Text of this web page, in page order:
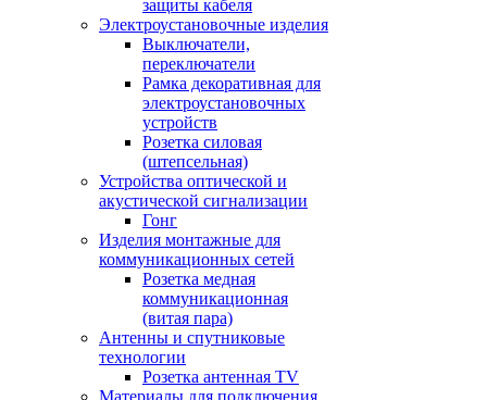
защиты кабеля
Электроустановочные изделия
Выключатели,
переключатели
Рамка декоративная для
электроустановочных
устройств
Розетка силовая
(штепсельная)
Устройства оптической и
акустической сигнализации
Гонг
Изделия монтажные для
коммуникационных сетей
Розетка медная
коммуникационная
(витая пара)
Антенны и спутниковые
технологии
Розетка антенная TV
Материалы для подключения